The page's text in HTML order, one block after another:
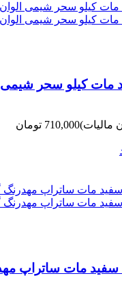
مات کیلو سحر شیمی
مالیات)710,000 تومان